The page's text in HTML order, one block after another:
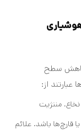
کاهش سطح
از:
مننژیت
قارچ‌ها باشد. علائم